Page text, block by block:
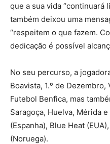
que a sua vida “continuará
também deixou uma
“respeitem o que fazem.
dedicação é possível
No seu percurso, a
Boavista, 1.º de Dezembro,
Futebol Benfica, mas
Saragoça, Huelva, Mérida
(Espanha), Blue Heat
(Noruega).